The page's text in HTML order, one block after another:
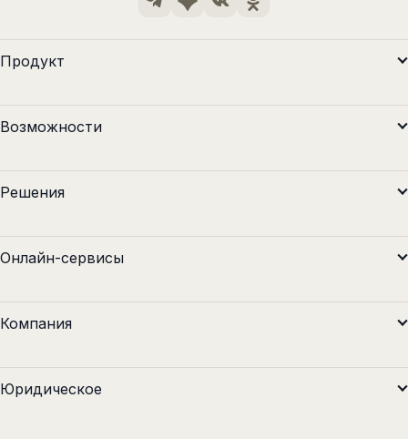
Продукт
Возможности
Решения
Онлайн-сервисы
Компания
Юридическое